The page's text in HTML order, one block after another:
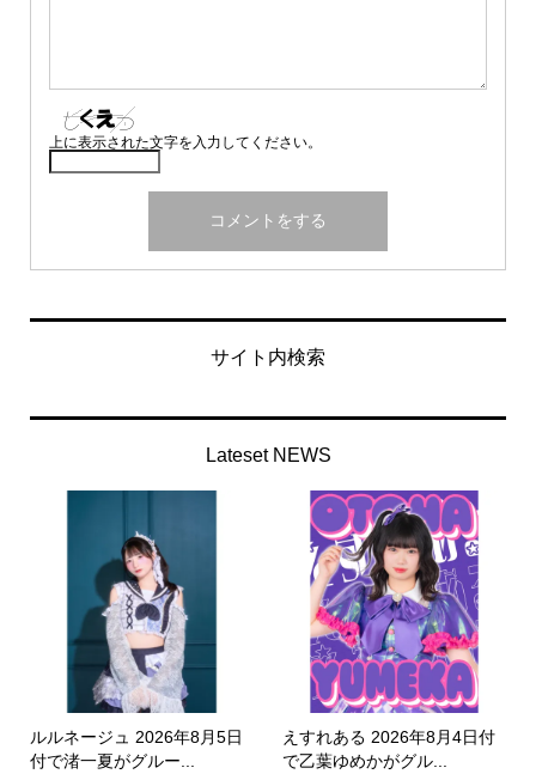
上に表示された文字を入力してください。
サイト内検索
Lateset NEWS
ルルネージュ 2026年8月5日
付で渚一夏がグルー...
えすれある 2026年8月4日付
で乙葉ゆめかがグル...